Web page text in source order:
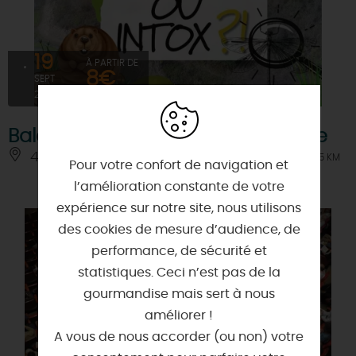
19
SEPT
2026
À PARTIR DE
8€
Balade Loire : Info ou intox de Loire
45150 - JARGEAU À 3.5 KM
Pour votre confort de navigation et
l’amélioration constante de votre
expérience sur notre site, nous utilisons
des cookies de mesure d’audience, de
performance, de sécurité et
statistiques. Ceci n’est pas de la
gourmandise mais sert à nous
améliorer !
A vous de nous accorder (ou non) votre